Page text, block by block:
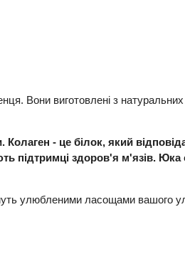
Вони виготовлені з натуральних
- це білок, який
підтримці здоров'я м'язів.
улюбленими ласощами вашого